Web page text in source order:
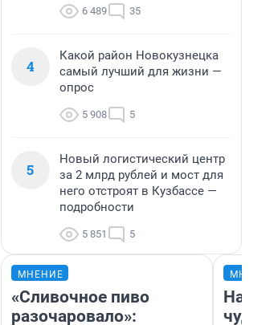
6 489 35
4
Какой район Новокузнецка
самый лучший для жизни —
опрос
5 908 5
5
Новый логистический центр
за 2 млрд рублей и мост для
него отстроят в Кузбассе —
подробности
5 851 5
МНЕНИЕ
«Сливочное пиво
разочаровало»: